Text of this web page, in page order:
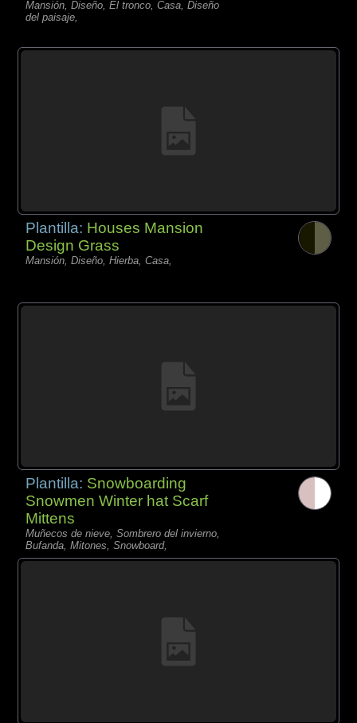
Mansión, Diseño, El tronco, Casa, Diseño
del paisaje,
Plantilla: Houses Mansion
Design Grass
Mansión, Diseño, Hierba, Casa,
Plantilla: Snowboarding
Snowmen Winter hat Scarf
Mittens
Muñecos de nieve, Sombrero del invierno,
Bufanda, Mitones, Snowboard,